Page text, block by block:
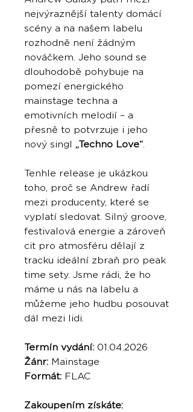
nejvýraznější talenty domácí
scény a na našem labelu
rozhodně není žádným
nováčkem. Jeho sound se
dlouhodobě pohybuje na
pomezí energického
mainstage techna a
emotivních melodií – a
přesně to potvrzuje i jeho
nový singl „Techno Love“.
Tenhle release je ukázkou
toho, proč se Andrew řadí
mezi producenty, které se
vyplatí sledovat. Silný groove,
festivalová energie a zároveň
cit pro atmosféru dělají z
tracku ideální zbraň pro peak
time sety. Jsme rádi, že ho
máme u nás na labelu a
můžeme jeho hudbu posouvat
dál mezi lidi.
Termín vydání: 01.04.2026
Žánr: Mainstage
Formát: FLAC
Zakoupením získáte: